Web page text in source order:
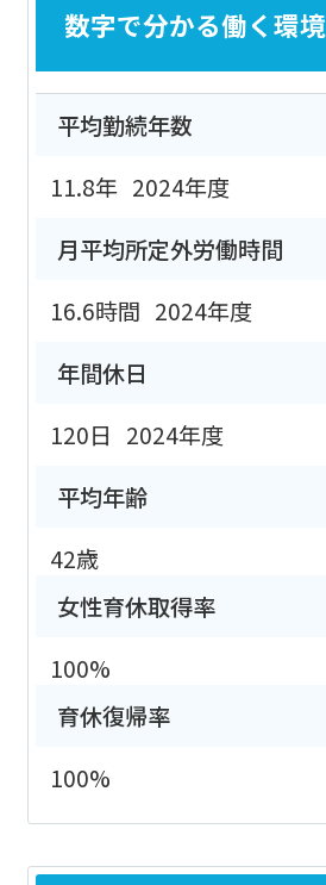
数字で分かる働く環境
平均勤続年数
11.8年 2024年度
月平均所定外労働時間
16.6時間 2024年度
年間休日
120日 2024年度
平均年齢
42歳
女性育休取得率
100%
育休復帰率
100%